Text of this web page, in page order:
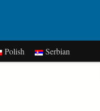
Polish Serbian